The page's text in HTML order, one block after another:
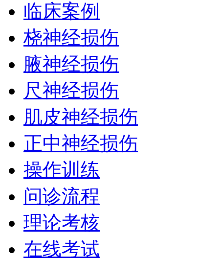
临床案例
桡神经损伤
腋神经损伤
尺神经损伤
肌皮神经损伤
正中神经损伤
操作训练
问诊流程
理论考核
在线考试